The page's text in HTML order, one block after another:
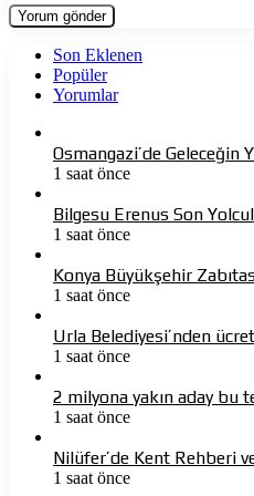
Son Eklenen
Popüler
Yorumlar
Osmangazi’de Geleceğin
1 saat önce
Bilgesu Erenus Son
1 saat önce
Konya Büyükşehir
1 saat önce
Urla Belediyesi’nden
1 saat önce
2 milyona yakın aday bu
1 saat önce
Nilüfer’de Kent Rehberi
1 saat önce